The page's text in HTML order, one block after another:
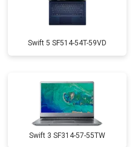
Swift 5 SF514-54T-59VD
Swift 3 SF314-57-55TW